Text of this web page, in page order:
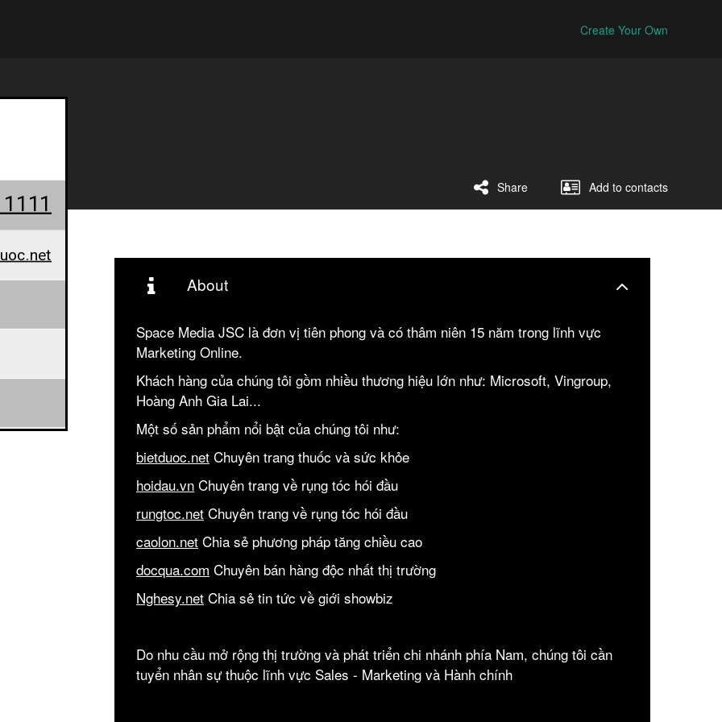
Create Your Own
Add to contacts
Share
About
Space Media JSC là đơn vị tiên phong và có thâm niên 15 năm trong lĩnh vực
Marketing Online.
Khách hàng của chúng tôi gồm nhiều thương hiệu lớn như: Microsoft, Vingroup,
Hoàng Anh Gia Lai...
Một số sản phẩm nổi bật của chúng tôi như:
bietduoc.netChuyên trang thuốc và sức khỏe
hoidau.vnChuyên trang về rụng tóc hói đầu
rungtoc.netChuyên trang về rụng tóc hói đầu
caolon.netChia sẻ phương pháp tăng chiều cao
docqua.com Chuyên bán hàng độc nhất thị trường
Nghesy.netChia sẻ tin tức về giới showbiz
Do nhu cầu mở rộng thị trường và phát triển chi nhánh phía Nam, chúng tôi cần
tuyển nhân sự thuộc lĩnh vực Sales - Marketing và Hành chính